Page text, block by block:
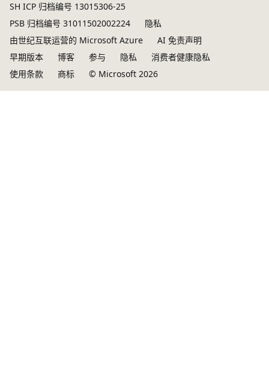
SH ICP 归档编号 13015306-25
PSB 归档编号 31011502002224
隐私
由世纪互联运营的 Microsoft Azure
AI 免责声明
早期版本
博客 参与 隐私
消费者健康隐私
使用条款
商标 © Microsoft 2026